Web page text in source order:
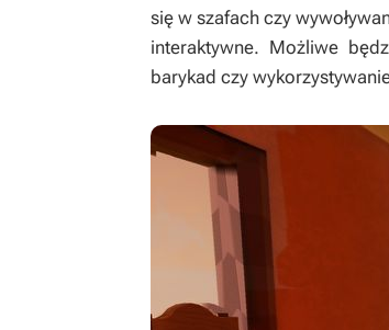
się w szafach czy
interaktywne. Możliwe
barykad czy